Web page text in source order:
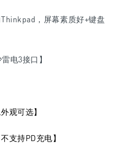
，屏幕素质好+键盘
电3接口】
观可选】
支持PD充电】